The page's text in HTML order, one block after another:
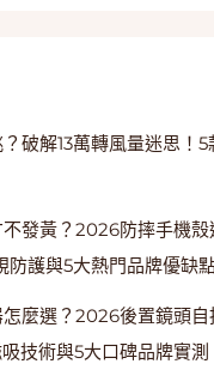
破解13萬轉風量迷思！
發黃？2026防摔手機
護與5大熱門品牌優缺
麼選？2026後置鏡頭
技術與5大口碑品牌實測